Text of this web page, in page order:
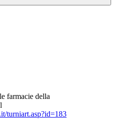
farmacie della
turniart.asp?id=183